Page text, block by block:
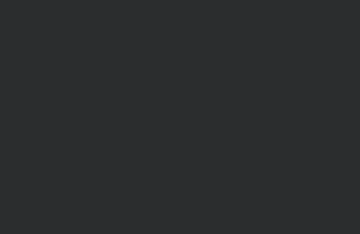
燥飯好鮮！本來不太吃飯的竟吃了兩
，鵝肉和高麗菜炒鵝腸和下水，一流！